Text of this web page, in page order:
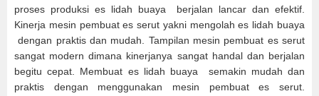
proses produksi es lidah buaya berjalan lancar dan efektif.
Kinerja mesin pembuat es serut yakni mengolah es lidah buaya
dengan praktis dan mudah. Tampilan mesin pembuat es serut
sangat modern dimana kinerjanya sangat handal dan berjalan
begitu cepat. Membuat es lidah buaya semakin mudah dan
praktis dengan menggunakan mesin pembuat es serut.